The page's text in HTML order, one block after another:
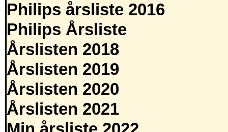
Philips årsliste 2016
Philips Årsliste
Årslisten 2018
Årslisten 2019
Årslisten 2020
Årslisten 2021